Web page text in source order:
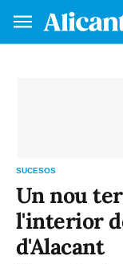
SUCESOS
Un nou
l'interior
d'Alacant